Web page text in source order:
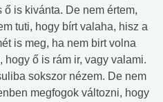
is kivánta. De nem értem,
tuti, hogy bírt valaha, hisz a
is meg, ha nem birt volna
ő is rám ir, vagy valami.
sokszor nézem. De nem
megfogok változni, hogy